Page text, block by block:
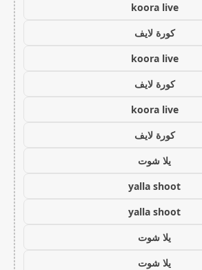
koora live
كورة لايف
koora live
كورة لايف
koora live
كورة لايف
يلا شوت
yalla shoot
yalla shoot
يلا شوت
يلا شوت